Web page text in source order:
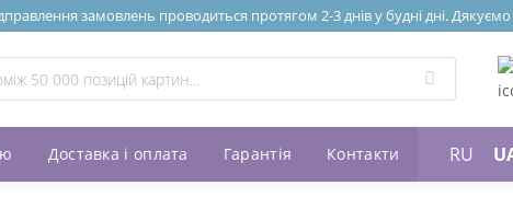
замовлень проводиться протягом 2-3 днів у будні дні.
Доставка і оплата Гарантія Контакти RU